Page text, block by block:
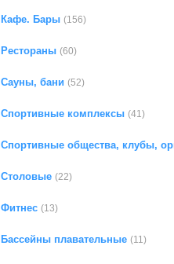
Кафе. Бары (156)
Рестораны (60)
Сауны, бани (52)
Спортивные комплексы (41)
Спортивные общества, клубы,
Столовые (22)
Фитнес (13)
Бассейны плавательные (11)